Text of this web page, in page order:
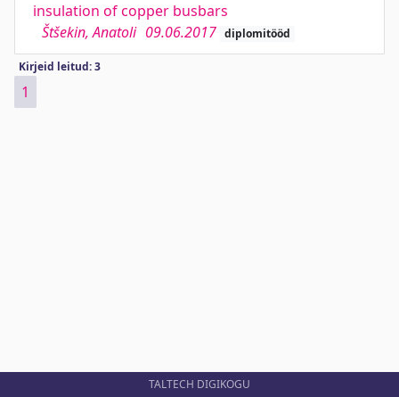
insulation of copper busbars
Štšekin, Anatoli 09.06.2017 diplomitööd
Kirjeid leitud: 3
1
TALTECH DIGIKOGU